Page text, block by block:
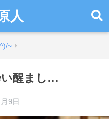
人
~
醒まし…
9日